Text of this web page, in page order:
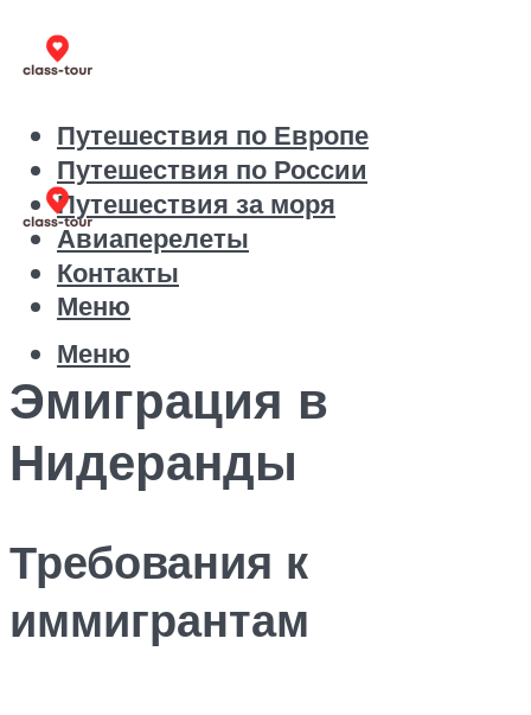
Путешествия по Европе
Путешествия по России
Путешествия за моря
Авиаперелеты
Контакты
Меню
Меню
Эмиграция в
Нидеранды
Требования к
иммигрантам